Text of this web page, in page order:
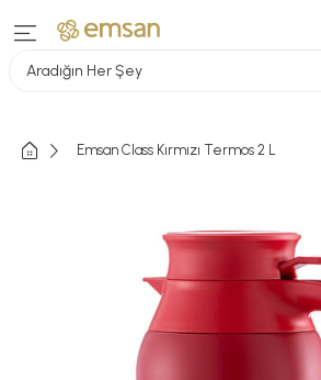
Aradığın Her Şey
Emsan Class Kırmızı Termos 2 L